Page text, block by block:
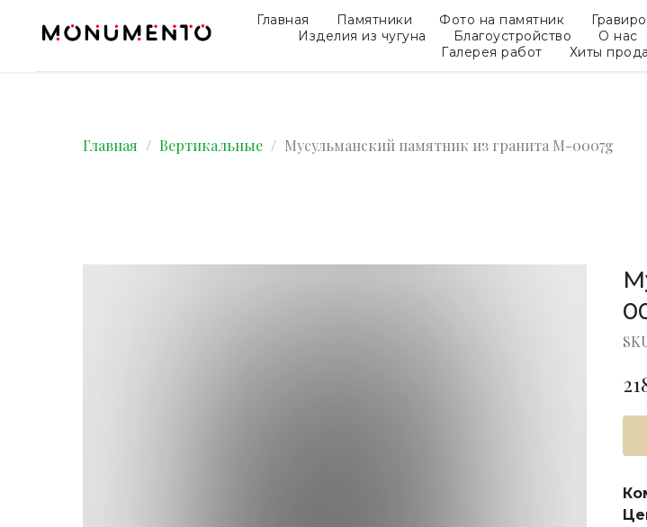
Главная Памятники Фото на памятник
Изделия из чугуна
Благоустройство О нас
Галерея работ
Хиты
Главная Вертикальные Мусульманский памятник из гранита M-0007g